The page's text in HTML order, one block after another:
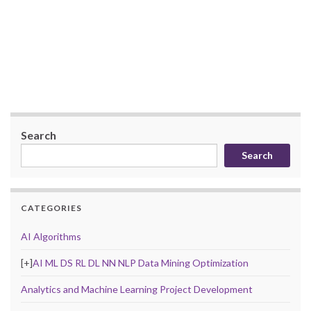
Search
Search
CATEGORIES
AI Algorithms
[+]AI ML DS RL DL NN NLP Data Mining Optimization
Analytics and Machine Learning Project Development